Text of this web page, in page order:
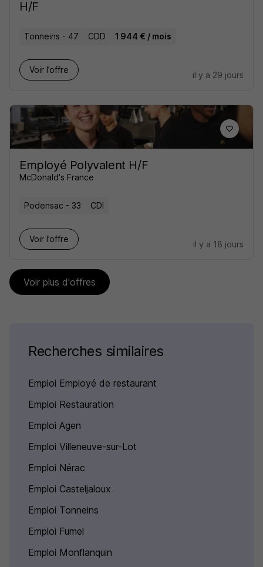
H/F
Tonneins - 47 CDD 1 944 € / mois
Voir l’offre
il y a 29 jours
Employé Polyvalent H/F
McDonald's France
Podensac - 33 CDI
Voir l’offre
il y a 18 jours
Voir plus d'offres
Recherches similaires
Emploi Employé de restaurant
Emploi Restauration
Emploi Agen
Emploi Villeneuve-sur-Lot
Emploi Nérac
Emploi Casteljaloux
Emploi Tonneins
Emploi Fumel
Emploi Monflanquin